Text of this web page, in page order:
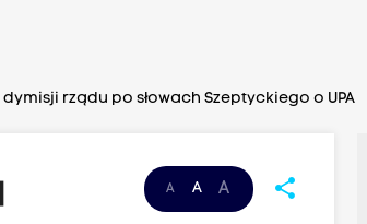
rządu po słowach Szeptyckiego o UPA
A A A share